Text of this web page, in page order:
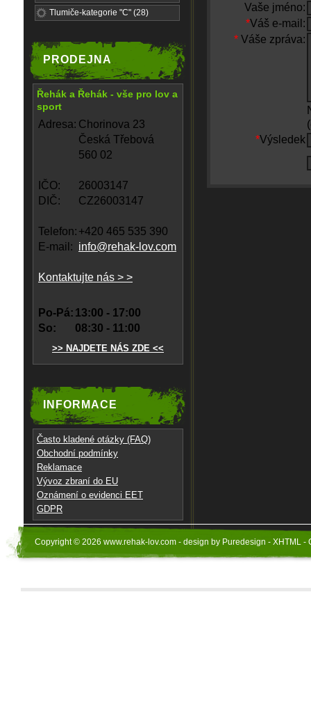
Tlumiče-kategorie "C" (28)
PRODEJNA
Řehák a Řehák - vše pro lov a
sport
Adresa: Chorinova 23
Česká Třebová
560 02
IČO:
26003147
DIČ:
CZ26003147
Telefon: +420 465 535 390
E-mail: info@rehak-lov.com
Kontaktujte nás > >
Po-Pá: 13:00 - 17:00
So:
08:30 - 11:00
>> NAJDETE NÁS ZDE <<
INFORMACE
Často kladené otázky (FAQ)
Obchodní podmínky
Reklamace
Vývoz zbraní do EU
Oznámení o evidenci EET
GDPR
Vaše jméno:
*Váš e-mail:
* Váše zpráva:
*Výsledek
Copyright © 2026 www.rehak-lov.com - design by Puredesign - XHTML -